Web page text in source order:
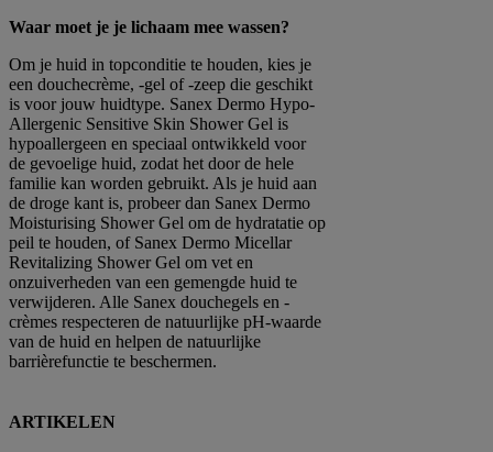
Waar moet je je lichaam mee wassen?
Om je huid in topconditie te houden, kies je
een douchecrème, -gel of -zeep die geschikt
is voor jouw huidtype. Sanex Dermo Hypo-
Allergenic Sensitive Skin Shower Gel is
hypoallergeen en speciaal ontwikkeld voor
de gevoelige huid, zodat het door de hele
familie kan worden gebruikt. Als je huid aan
de droge kant is, probeer dan Sanex Dermo
Moisturising Shower Gel om de hydratatie op
peil te houden, of Sanex Dermo Micellar
Revitalizing Shower Gel om vet en
onzuiverheden van een gemengde huid te
verwijderen. Alle Sanex douchegels en -
crèmes respecteren de natuurlijke pH-waarde
van de huid en helpen de natuurlijke
barrièrefunctie te beschermen.
ARTIKELEN